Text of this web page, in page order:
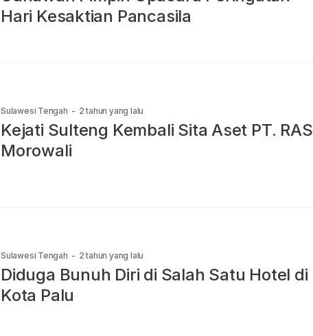
Hari Kesaktian Pancasila
Sulawesi Tengah - 2 tahun yang lalu
Kejati Sulteng Kembali Sita Aset PT. RAS
Morowali
Sulawesi Tengah - 2 tahun yang lalu
Diduga Bunuh Diri di Salah Satu Hotel di
Kota Palu